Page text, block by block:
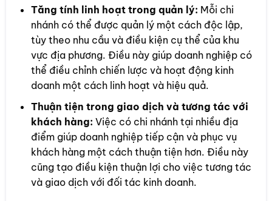
Tăng tính linh hoạt trong quản lý: Mỗi chi
nhánh có thể được quản lý một cách độc lập,
tùy theo nhu cầu và điều kiện cụ thể của khu
vực địa phương. Điều này giúp doanh nghiệp có
thể điều chỉnh chiến lược và hoạt động kinh
doanh một cách linh hoạt và hiệu quả.
Thuận tiện trong giao dịch và tương tác với
khách hàng: Việc có chi nhánh tại nhiều địa
điểm giúp doanh nghiệp tiếp cận và phục vụ
khách hàng một cách thuận tiện hơn. Điều này
cũng tạo điều kiện thuận lợi cho việc tương tác
và giao dịch với đối tác kinh doanh.